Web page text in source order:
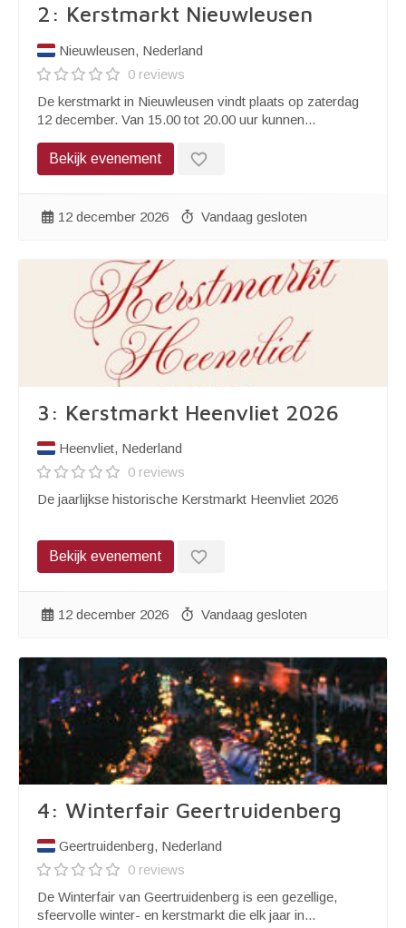
2: Kerstmarkt Nieuwleusen
Nieuwleusen, Nederland
0 reviews
De kerstmarkt in Nieuwleusen vindt plaats op zaterdag
12 december. Van 15.00 tot 20.00 uur kunnen...
Bekijk evenement favorite_border
12 december 2026 Vandaag gesloten
3: Kerstmarkt Heenvliet 2026
Heenvliet, Nederland
0 reviews
De jaarlijkse historische Kerstmarkt Heenvliet 2026
Bekijk evenement favorite_border
12 december 2026 Vandaag gesloten
4: Winterfair Geertruidenberg
Geertruidenberg, Nederland
0 reviews
De Winterfair van Geertruidenberg is een gezellige,
sfeervolle winter- en kerstmarkt die elk jaar in...